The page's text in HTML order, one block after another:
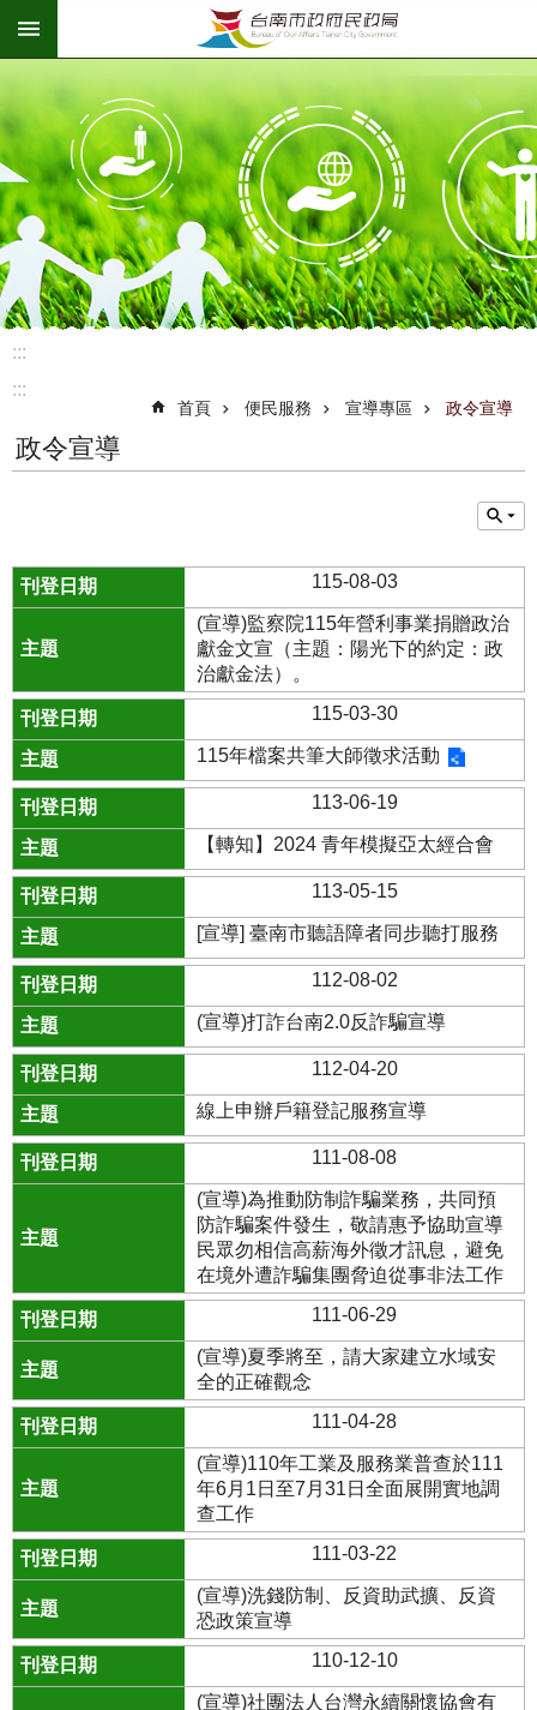
跳到主要內容區塊
:::
:::
首頁 便民服務 宣導專區 政令宣導
政令宣導
115-08-03
(宣導)監察院115年營利事業捐贈政治
獻金文宣（主題：陽光下的約定：政
治獻金法）。
115-03-30
115年檔案共筆大師徵求活動
113-06-19
【轉知】2024 青年模擬亞太經合會
113-05-15
[宣導] 臺南市聽語障者同步聽打服務
112-08-02
(宣導)打詐台南2.0反詐騙宣導
112-04-20
線上申辦戶籍登記服務宣導
111-08-08
(宣導)為推動防制詐騙業務，共同預
防詐騙案件發生，敬請惠予協助宣導
民眾勿相信高薪海外徵才訊息，避免
在境外遭詐騙集團脅迫從事非法工作
111-06-29
(宣導)夏季將至，請大家建立水域安
全的正確觀念
111-04-28
(宣導)110年工業及服務業普查於111
年6月1日至7月31日全面展開實地調
查工作
111-03-22
(宣導)洗錢防制、反資助武擴、反資
恐政策宣導
110-12-10
(宣導)社團法人台灣永續關懷協會有